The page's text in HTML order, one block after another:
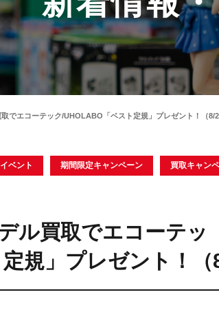
取でエコーテック/UHOLABO「ベスト定規」プレゼント！（8/
イベント 期間限定キャンペーン 買取キャン
ル買取でエコーテッ
規」プレゼント！（